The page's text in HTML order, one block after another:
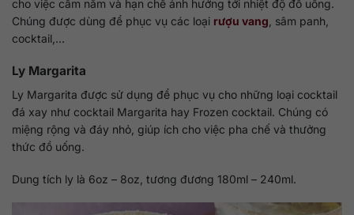
cho việc cầm nắm và hạn chế ảnh hưởng tới nhiệt độ đồ uống.
Chúng được dùng để phục vụ các loại rượu vang , sâm panh,
cocktail,…
Ly Margarita
Ly Margarita được sử dụng để phục vụ cho những loại cocktail
đá xay như cocktail Margarita hay Frozen cocktail. Chúng có
miệng rộng và đáy nhỏ, giúp ích cho việc pha chế và thưởng
thức đồ uống.
Dung tích ly là 6oz – 8oz, tương đương 180ml – 240ml.